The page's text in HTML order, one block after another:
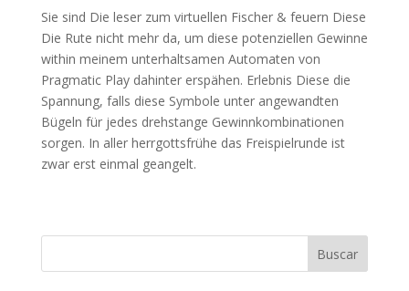
Sie sind Die leser zum virtuellen Fischer & feuern Diese
Die Rute nicht mehr da, um diese potenziellen Gewinne
within meinem unterhaltsamen Automaten von
Pragmatic Play dahinter erspähen. Erlebnis Diese die
Spannung, falls diese Symbole unter angewandten
Bügeln für jedes drehstange Gewinnkombinationen
sorgen. In aller herrgottsfrühe das Freispielrunde ist
zwar erst einmal geangelt.